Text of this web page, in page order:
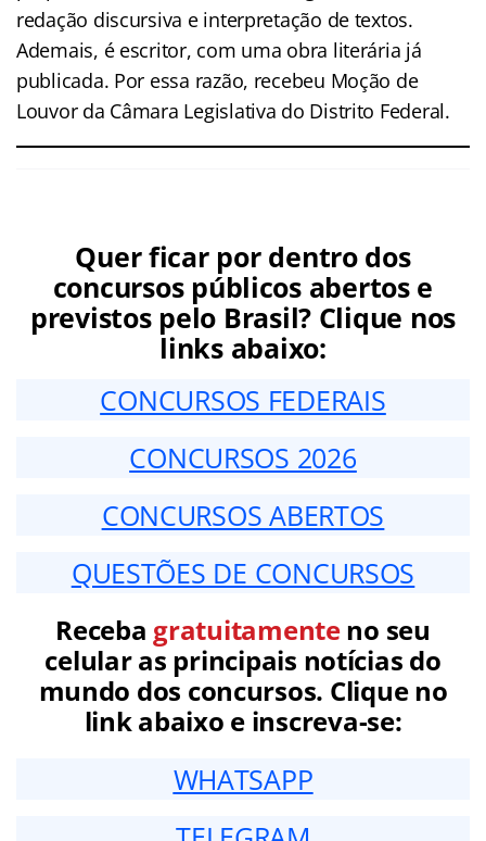
redação discursiva e interpretação de textos.
Ademais, é escritor, com uma obra literária já
publicada. Por essa razão, recebeu Moção de
Louvor da Câmara Legislativa do Distrito Federal.
Quer ficar por dentro dos
concursos públicos abertos e
previstos pelo Brasil? Clique nos
links abaixo:
CONCURSOS FEDERAIS
CONCURSOS 2026
CONCURSOS ABERTOS
QUESTÕES DE CONCURSOS
Receba gratuitamenteno seu
celular as principais notícias do
mundo dos concursos. Clique no
link abaixo e inscreva-se:
WHATSAPP